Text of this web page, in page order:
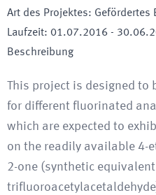
Art des Projektes: Gefördertes
Laufzeit: 01.07.2016 -
Beschreibung
This project is designed to
for different fluorinated
which are expected to
on the readily available 4-
2-one (synthetic